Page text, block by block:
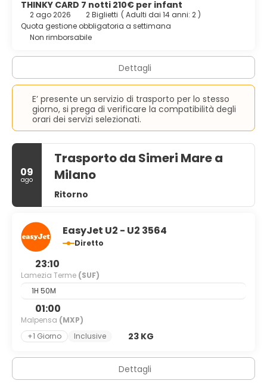
THINKY CARD 7 notti 210€ per infant
2 ago 2026 2 Biglietti ( Adulti dai 14 anni: 2 )
Quota gestione obbligatoria a settimana
Non rimborsabile
Dettagli
E’ presente un servizio di trasporto per lo stesso
giorno, si prega di verificare la compatibilità degli
orari dei servizi selezionati.
09
ago
Trasporto da Simeri Mare a
Milano
Ritorno
EasyJet U2 - U2 3564
Diretto
23:10
Lamezia Terme (SUF)
1H 50M
01:00
Malpensa (MXP)
+1 Giorno
Inclusive 23 KG
Dettagli